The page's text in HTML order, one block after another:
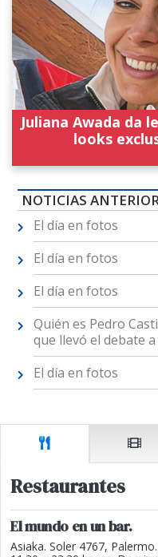
Juliana Awada da
looks
NOTICIAS
El día en fotos
El día en fotos
El día en fotos
Quién es Pedro
que llevó el debate
El día en fotos
Restaurantes
El mundo en un bar.
Asiaka. Soler 4767,